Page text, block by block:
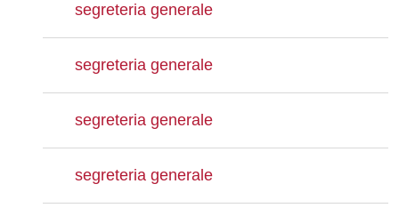
segreteria generale
segreteria generale
segreteria generale
segreteria generale